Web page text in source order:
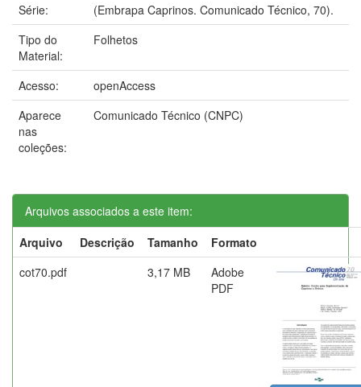
Série:
(Embrapa Caprinos. Comunicado Técnico, 70).
Tipo do
Material:
Folhetos
Acesso:
openAccess
Aparece
nas
coleções:
Comunicado Técnico (CNPC)
Arquivos associados a este item:
Arquivo
Descrição Tamanho
Formato
cot70.pdf
3,17 MB
Adobe
PDF